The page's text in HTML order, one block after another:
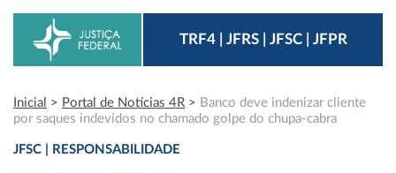
TRF4 | JFRS | JFSC | JFPR
Inicial > Portal de Notícias 4R > Banco deve indenizar cliente
por saques indevidos no chamado golpe do chupa-cabra
JFSC | RESPONSABILIDADE